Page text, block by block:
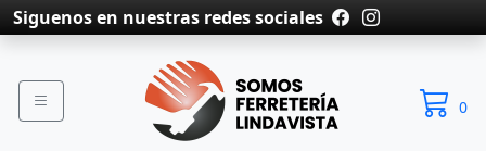
Siguenos en nuestras redes sociales
0